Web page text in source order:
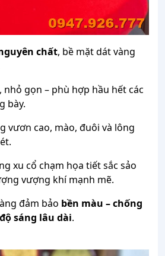
chất, bề mặt dát vàng
, nhỏ gọn – phù hợp hầu hết các
bày.
vươn cao, mào, đuôi và lông
xu cổ chạm họa tiết sắc sảo
vượng khí mạnh mẽ.
đảm bảo bền màu – chống
sáng lâu dài.